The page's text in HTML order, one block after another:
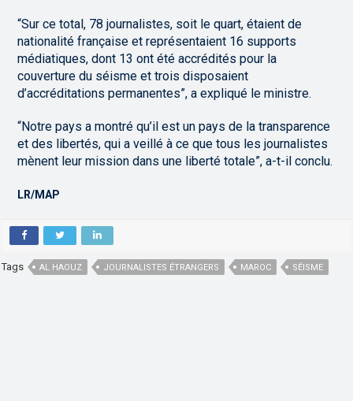
“Sur ce total, 78 journalistes, soit le quart, étaient de
nationalité française et représentaient 16 supports
médiatiques, dont 13 ont été accrédités pour la
couverture du séisme et trois disposaient
d’accréditations permanentes”, a expliqué le ministre.
“Notre pays a montré qu’il est un pays de la transparence
et des libertés, qui a veillé à ce que tous les journalistes
mènent leur mission dans une liberté totale”, a-t-il conclu.
LR/MAP
Tags AL HAOUZ JOURNALISTES ÉTRANGERS MAROC SÉISME